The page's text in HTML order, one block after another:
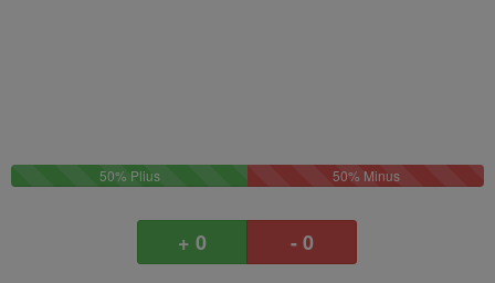
50% Plius50%
50% Minus50%
+ 0 - 0